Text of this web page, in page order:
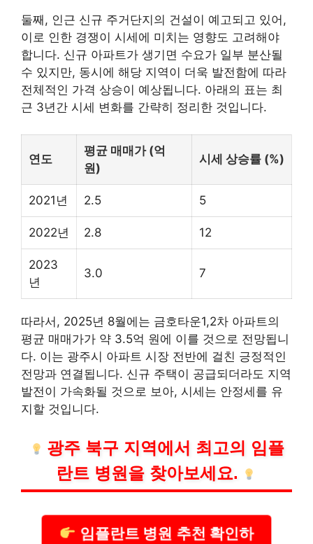
둘째, 인근 신규 주거단지의 건설이 예고되고 있어,
이로 인한 경쟁이 시세에 미치는 영향도 고려해야
합니다. 신규 아파트가 생기면 수요가 일부 분산될
수 있지만, 동시에 해당 지역이 더욱 발전함에 따라
전체적인 가격 상승이 예상됩니다. 아래의 표는 최
근 3년간 시세 변화를 간략히 정리한 것입니다.
연도
평균 매매가 (억
원)
시세 상승률 (%)
2021년 2.5 5
2022년 2.8 12
2023
년
3.0 7
따라서, 2025년 8월에는 금호타운1,2차 아파트의
평균 매매가가 약 3.5억 원에 이를 것으로 전망됩니
다. 이는 광주시 아파트 시장 전반에 걸친 긍정적인
전망과 연결됩니다. 신규 주택이 공급되더라도 지역
발전이 가속화될 것으로 보아, 시세는 안정세를 유
지할 것입니다.
광주 북구 지역에서 최고의 임플
란트 병원을 찾아보세요.
임플란트 병원 추천 확인하